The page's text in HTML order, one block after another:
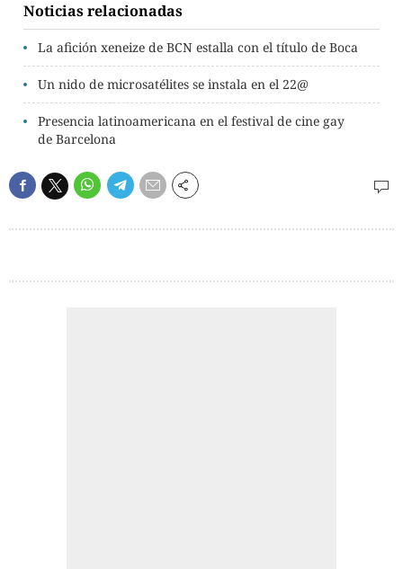
Noticias relacionadas
La afición xeneize de BCN estalla con el título de Boca
Un nido de microsatélites se instala en el 22@
Presencia latinoamericana en el festival de cine gay
de Barcelona